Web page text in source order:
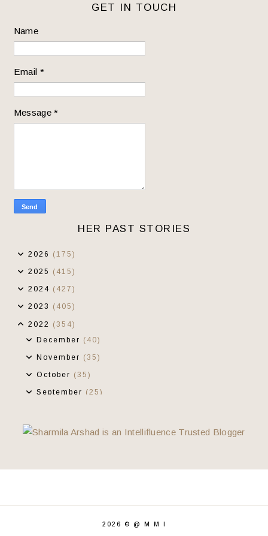
GET IN TOUCH
Name
Email *
Message*
HER PAST STORIES
2026 (175)
2025 (415)
2024 (427)
2023 (405)
2022 (354)
December (40)
November (35)
October (35)
September (25)
July (17)
Gaya Kena Maintain
2026 © @ M M I